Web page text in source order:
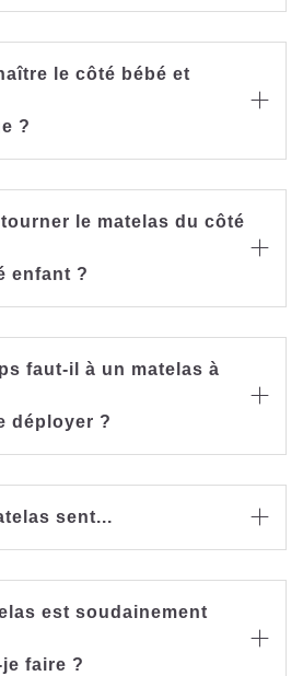
le côté bébé et
?

le matelas du côté
enfant ?

faut-il à un matelas à
déployer ?

sent... 
est soudainement
faire ?
